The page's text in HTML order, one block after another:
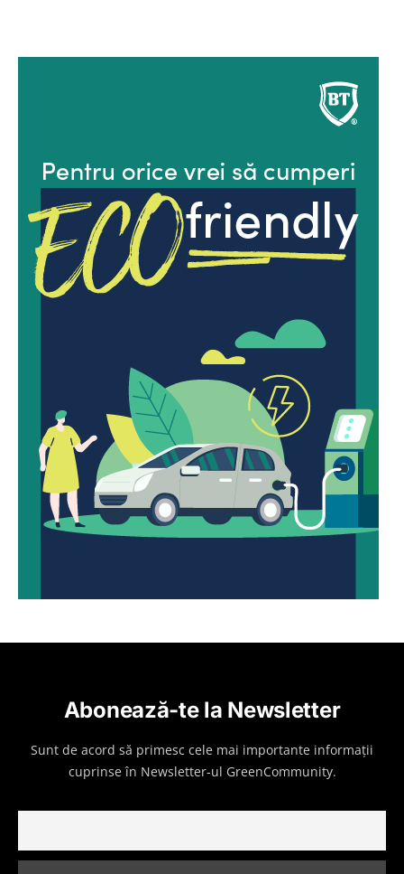
Abonează-te la Newsletter
Sunt de acord să primesc cele mai importante informații
cuprinse în Newsletter-ul GreenCommunity.